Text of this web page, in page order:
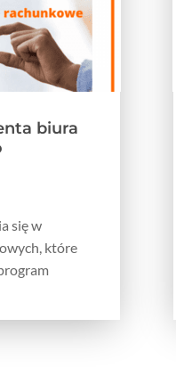
biura
się w
które